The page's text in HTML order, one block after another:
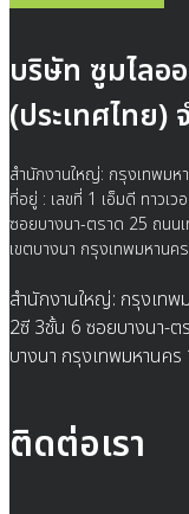
บริษัท ซูมไลอ
(ประเทศไทย)
สำนักงานใหญ่: กรุงเทพมห
ที่อยู่ : เลขที่ 1 เอ็มดี ทาวเ
ซอยบางนา-ตราด 25 ถนน
เขตบางนา กรุงเทพมหานค
สำนักงานใหญ่: กรุงเทพ
2ซี 3ชั้น 6 ซอยบางนา-
บางนา กรุงเทพมหานค
ติดต่อเรา